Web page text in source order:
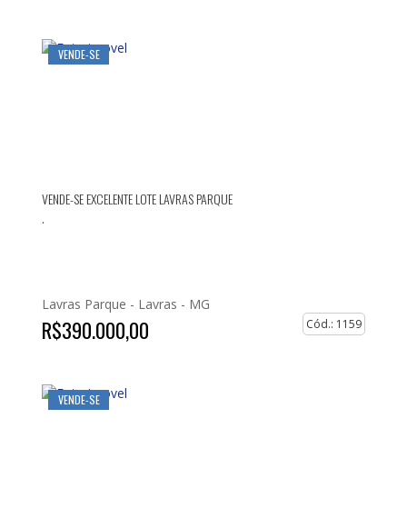
VENDE-SE
VENDE-SE EXCELENTE LOTE LAVRAS PARQUE
.
Lavras Parque - Lavras - MG
R$390.000,00 Cód.: 1159
VENDE-SE